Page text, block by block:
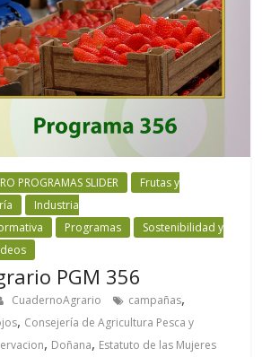
PROGRAMAS SLIDER
Frutas y
Industria
Programas
Sostenibilidad y
PGM 356
CuadernoAgrario campañas,
, Consejería de Agricultura Pesca y
, Doñana, Estatuto de las Mujeres